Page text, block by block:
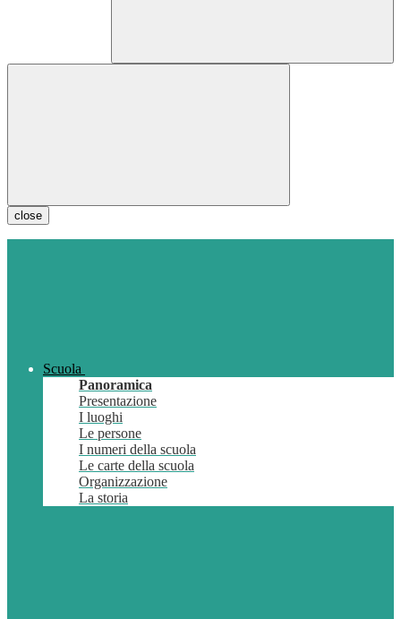
close
Scuola
Panoramica
Presentazione
I luoghi
Le persone
I numeri della scuola
Le carte della scuola
Organizzazione
La storia